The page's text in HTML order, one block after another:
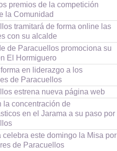
premios de la competición
la Comunidad
tramitará de forma online las
con su alcalde
de Paracuellos promociona su
El Hormiguero
en liderazgo a los
de Paracuellos
estrena nueva página web
la concentración de
en el Jarama a su paso por
celebra este domingo la Misa por
de Paracuellos